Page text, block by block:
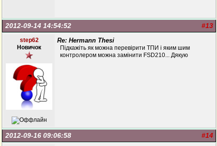
#13
2012-09-14 14:54:52
step62
Новичок
Re: Hermann Thesi
Підкажіть як можна перевірити ТПИ і яким шим
контролером можна замінити FSD210... Дякую
#14
2012-09-16 09:06:58